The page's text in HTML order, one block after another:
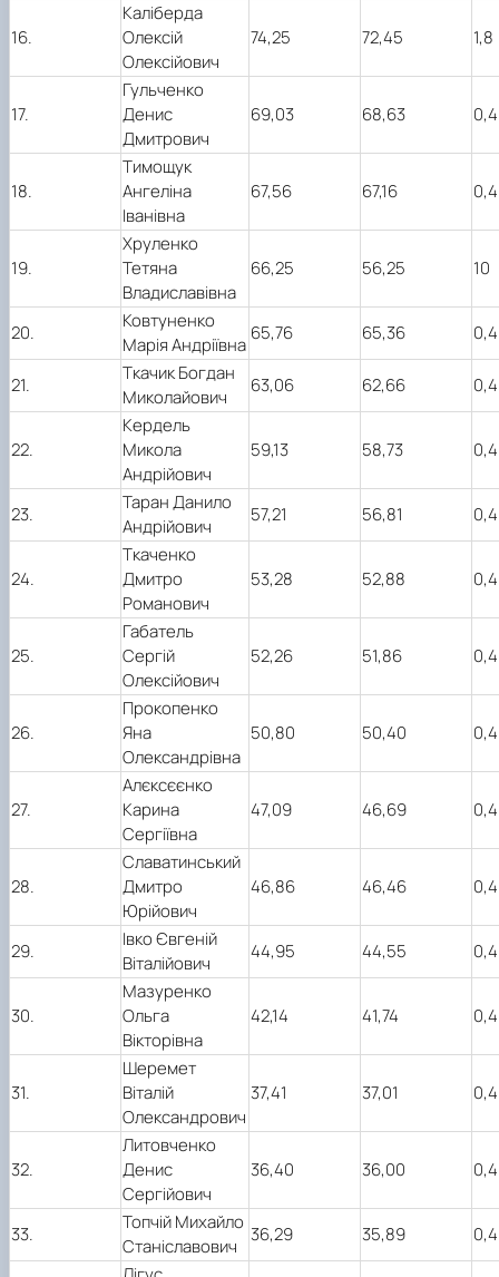
16.
Каліберда
Олексій
Олексійович
74,25 72,45 1,8
17.
Гульченко
Денис
Дмитрович
69,03 68,63 0,4
18.
Тимощук
Ангеліна
Іванівна
67,56 67,16 0,4
19.
Хруленко
Тетяна
Владиславівна
66,25 56,25 10
20.
Ковтуненко
Марія Андріївна
65,76 65,36 0,4
21.
Ткачик Богдан
Миколайович
63,06 62,66 0,4
22.
Кердель
Микола
Андрійович
59,13 58,73 0,4
23.
Таран Данило
Андрійович
57,21 56,81 0,4
24.
Ткаченко
Дмитро
Романович
53,28 52,88 0,4
25.
Габатель
Сергій
Олексійович
52,26 51,86 0,4
26.
Прокопенко
Яна
Олександрівна
50,80 50,40 0,4
27.
Алєксєєнко
Карина
Сергіївна
47,09 46,69 0,4
28.
Славатинський
Дмитро
Юрійович
46,86 46,46 0,4
29.
Івко Євгеній
Віталійович
44,95 44,55 0,4
30.
Мазуренко
Ольга
Вікторівна
42,14 41,74 0,4
31.
Шеремет
Віталій
Олександрович
37,41 37,01 0,4
32.
Литовченко
Денис
Сергійович
36,40 36,00 0,4
33.
Топчій Михайло
Станіславович
36,29 35,89 0,4